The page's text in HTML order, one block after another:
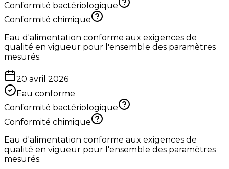
Conformité bactériologique
Conformité chimique
Eau d'alimentation conforme aux exigences de
qualité en vigueur pour l'ensemble des paramètres
mesurés.
20 avril 2026
Eau conforme
Conformité bactériologique
Conformité chimique
Eau d'alimentation conforme aux exigences de
qualité en vigueur pour l'ensemble des paramètres
mesurés.